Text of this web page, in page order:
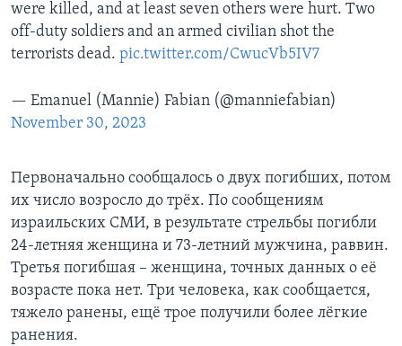
were killed, and at least seven others were hurt. Two
off-duty soldiers and an armed civilian shot the
terrorists dead. pic.twitter.com/CwucVb5IV7
— Emanuel (Mannie) Fabian (@manniefabian)
November 30, 2023
Первоначально сообщалось о двух погибших, потом
их число возросло до трёх. По сообщениям
израильских СМИ, в результате стрельбы погибли
24-летняя женщина и 73-летний мужчина, раввин.
Третья погибшая – женщина, точных данных о её
возрасте пока нет. Три человека, как сообщается,
тяжело ранены, ещё трое получили более лёгкие
ранения.